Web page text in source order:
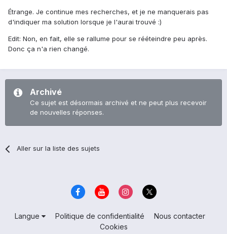
Étrange. Je continue mes recherches, et je ne manquerais pas
d'indiquer ma solution lorsque je l'aurai trouvé :)
Edit: Non, en fait, elle se rallume pour se rééteindre peu après.
Donc ça n'a rien changé.
Archivé
Ce sujet est désormais archivé et ne peut plus recevoir
de nouvelles réponses.
Aller sur la liste des sujets
Langue Politique de confidentialité
Nous contacter
Cookies